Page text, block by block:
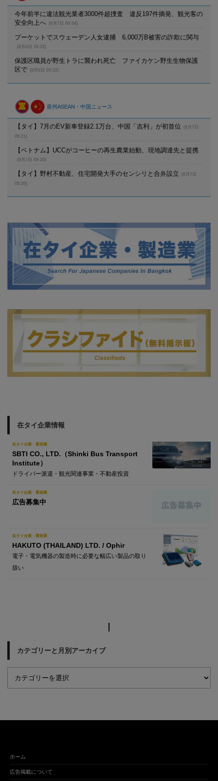
今年前半に違法観光業者3000件超捜査 違反197件摘発、観光客の
安全向上へ
(8月7日 09:04)
プーケットでスウェーデン人女逮捕 6,000万B被害の詐欺に関与
(8月6日 16:22)
保護区職員が野生トラに襲われ死亡 ファイカケン野生生物保護
区で
(8月6日 09:22)
亜州ASEAN・中国ニュース
【タイ】7月のEV新車登録2.1万台、中国「吉利」が初首位
(8月7日
09:21)
【ベトナム】UCCがコーヒーの再生農業始動、現地調達先と提携
(8月7日 09:20)
【タイ】野村不動産、住宅開発大手のセンシリと合弁設立
(8月7日
09:20)
在タイ企業情報
在タイ企業・製造業
SBTI CO., LTD.（Shinki Bus Transport
Institute）
ドライバー派遣・観光関連事業・不動産投資
在タイ企業・製造業
広告募集中
在タイ企業・製造業
HAKUTO (THAILAND) LTD. / Ophir
電子・電気機器の製造時に必要な幅広い製品の取り
扱い
カテゴリーと月別アーカイブ
ホーム
広告掲載について